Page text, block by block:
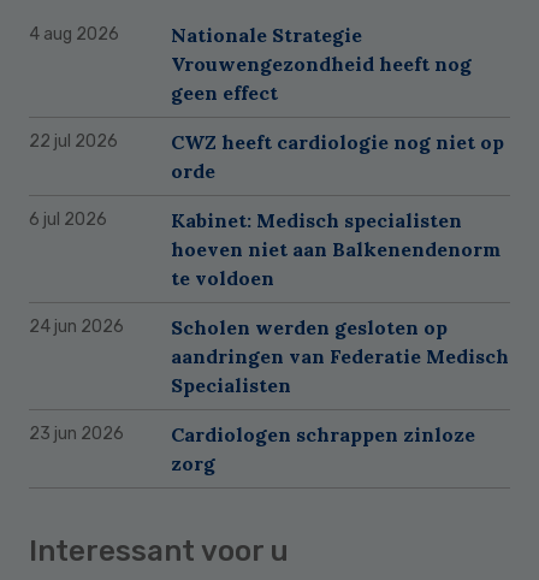
4 aug 2026
Nationale Strategie
Vrouwengezondheid heeft nog
geen effect
22 jul 2026
CWZ heeft cardiologie nog niet op
orde
6 jul 2026
Kabinet: Medisch specialisten
hoeven niet aan Balkenendenorm
te voldoen
24 jun 2026
Scholen werden gesloten op
aandringen van Federatie Medisch
Specialisten
23 jun 2026
Cardiologen schrappen zinloze
zorg
Interessant voor u